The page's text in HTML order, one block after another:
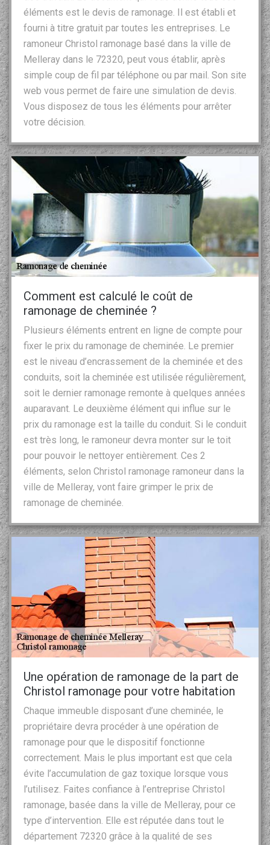
éléments est le devis de ramonage. Il est établi et
fourni à titre gratuit par toutes les entreprises. Le
ramoneur Christol ramonage basé dans la ville de
Melleray dans le 72320, peut vous établir, après
simple coup de fil par téléphone ou par mail. Son site
web vous permet de faire une simulation de devis.
Vous disposez de tous les éléments pour arrêter
votre décision.
Comment est calculé le coût de
ramonage de cheminée ?
Plusieurs éléments entrent en ligne de compte pour
fixer le prix du ramonage de cheminée. Le premier
est le niveau d’encrassement de la cheminée et des
conduits, soit la cheminée est utilisée régulièrement,
soit le dernier ramonage remonte à quelques années
auparavant. Le deuxième élément qui influe sur le
prix du ramonage est la taille du conduit. Si le conduit
est très long, le ramoneur devra monter sur le toit
pour pouvoir le nettoyer entièrement. Ces 2
éléments, selon Christol ramonage ramoneur dans la
ville de Melleray, vont faire grimper le prix de
ramonage de cheminée.
Une opération de ramonage de la part de
Christol ramonage pour votre habitation
Chaque immeuble disposant d’une cheminée, le
propriétaire devra procéder à une opération de
ramonage pour que le dispositif fonctionne
correctement. Mais le plus important est que cela
évite l’accumulation de gaz toxique lorsque vous
l’utilisez. Faites confiance à l’entreprise Christol
ramonage, basée dans la ville de Melleray, pour ce
type d’intervention. Elle est réputée dans tout le
département 72320 grâce à la qualité de ses